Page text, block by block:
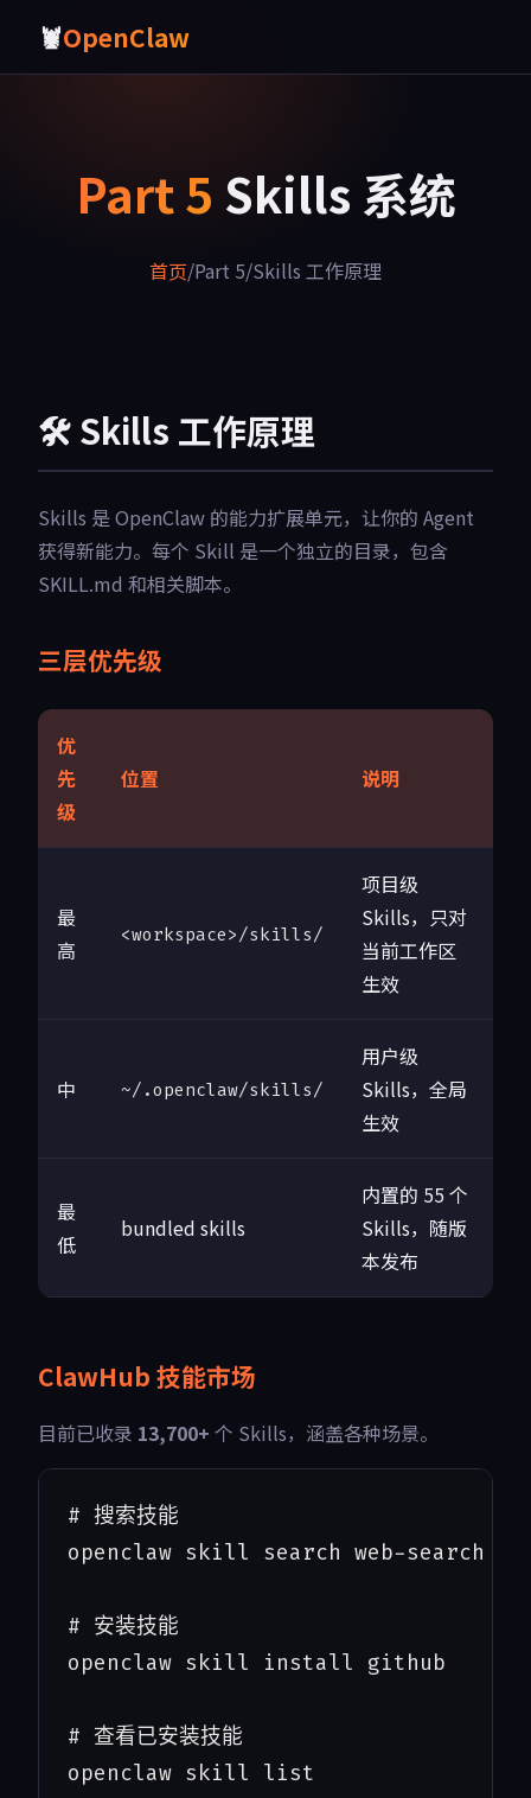
🦞OpenClaw
Part 5 Skills 系统
首页/Part 5/Skills 工作原理
🛠️ Skills 工作原理
Skills 是 OpenClaw 的能力扩展单元，让你的 Agent
获得新能力。每个 Skill 是一个独立的目录，包含
SKILL.md 和相关脚本。
三层优先级
优
先
级
位置 说明
最
高
<workspace>/skills/
项目级
Skills，只对
当前工作区
生效
中 ~/.openclaw/skills/
用户级
Skills，全局
生效
最
低
bundled skills
内置的 55 个
Skills，随版
本发布
ClawHub 技能市场
目前已收录 13,700+ 个 Skills，涵盖各种场景。
# 搜索技能
openclaw skill search web-search
# 安装技能
openclaw skill install github
# 查看已安装技能
openclaw skill list